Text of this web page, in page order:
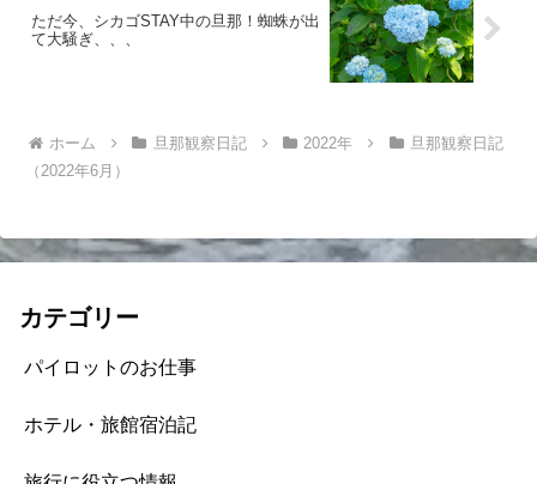
ただ今、シカゴSTAY中の旦那！蜘蛛が出
て大騒ぎ、、、
ホーム 旦那観察日記 2022年
旦那観察日記
（2022年6月）
カテゴリー
パイロットのお仕事
ホテル・旅館宿泊記